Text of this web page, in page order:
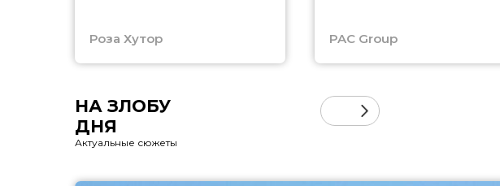
Роза Хутор PAC Group
НА ЗЛОБУ
ДНЯ
Актуальные сюжеты